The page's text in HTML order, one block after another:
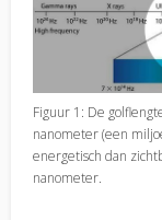
Figuur 1: De
nanometer (een
energetisch dan
nanometer.